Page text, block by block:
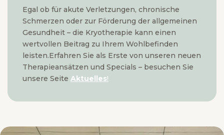
Egal ob für akute Verletzungen, chronische
Schmerzen oder zur Förderung der allgemeinen
Gesundheit – die Kryotherapie kann einen
wertvollen Beitrag zu Ihrem Wohlbefinden
leisten.Erfahren Sie als Erste von unseren neuen
Therapieansätzen und Specials – besuchen Sie
unsere Seite Aktuelles!